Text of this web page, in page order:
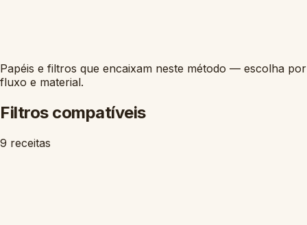
Papéis e filtros que encaixam neste método — escolha por
fluxo e material.
Filtros compatíveis
9 receitas